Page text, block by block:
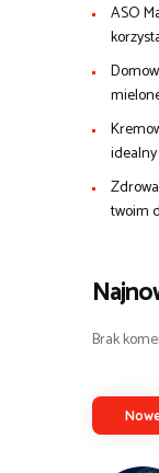
ASO
twoim
Brak